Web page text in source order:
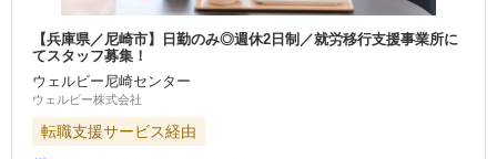
【兵庫県／尼崎市】日勤のみ◎週休2日制／就労移行支援事業所に
てスタッフ募集！
ウェルビー尼崎センター
ウェルビー株式会社
転職支援サービス経由